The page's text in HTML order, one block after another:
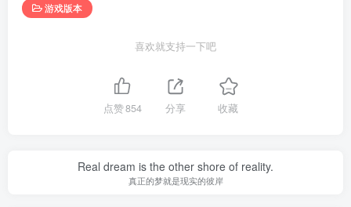
游戏版本
喜欢就支持一下吧
点赞854 分享 收藏
Real dream is the other shore of reality.
真正的梦就是现实的彼岸